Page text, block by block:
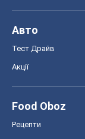
Авто
Тест Драйв
Акції
Food Oboz
Рецепти